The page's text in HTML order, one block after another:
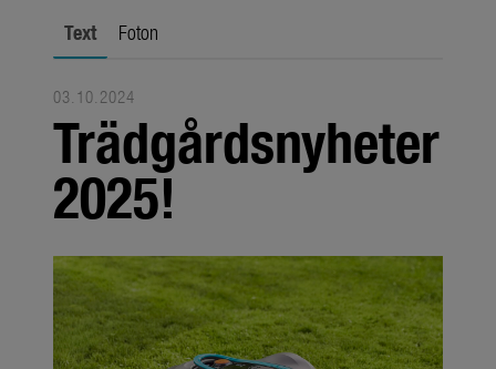
Presskontakt
Text Foton
03.10.2024
Trädgårdsnyheter
2025!